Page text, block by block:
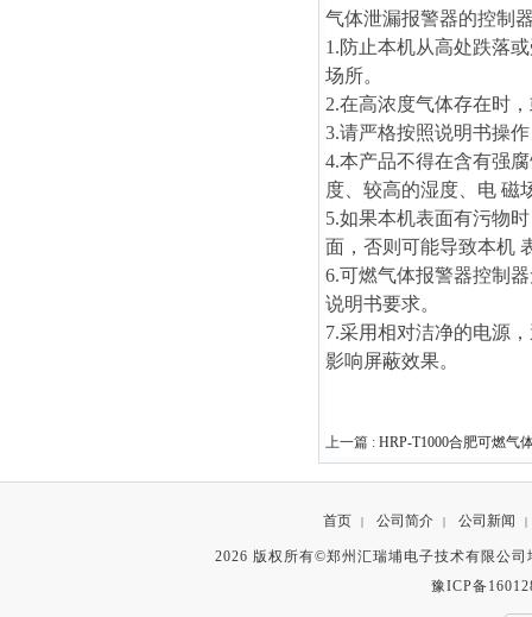
气体泄漏报警器的控制
1.防止本机从高处跌落
场所。
2.在高浓度气体存在时
3.请严格按照说明书操
4.本产品不得在含有强
度、较高的湿度、电 磁
5.如果本机表面有污物
面，否则可能导致本机
6.可燃气体报警器控制
说明书要求。
7.采用相对洁净的电源
影响屏蔽效果。
上一篇 : HRP-T1000合肥可燃气
首页 | 公司简介 | 公司新闻 |
2026 版权所有©郑州汇瑞埔电子技术有限公
豫ICP备